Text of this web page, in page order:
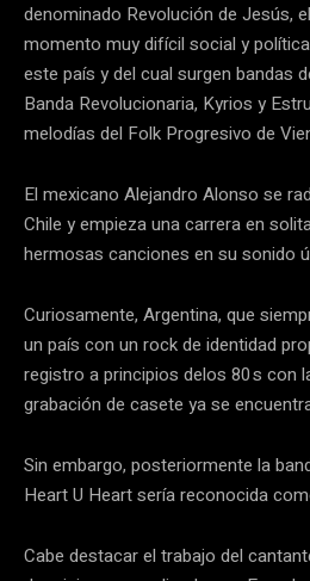
denominado Revolución de Jesús,
momento muy difícil social y
este país y del cual surgen bandas
Banda Revolucionaria, Kyrios y
melodías del Folk Progresivo de
El mexicano Alejandro Alonso se
Chile y empieza una carrera en
hermosas canciones en su sonido
Curiosamente, Argentina, que
un país con un rock de identidad
registro a principios delos 80 s con
grabación de casete ya se
Sin embargo, posteriormente la
Heart U Heart sería reconocida
Cabe destacar el trabajo del